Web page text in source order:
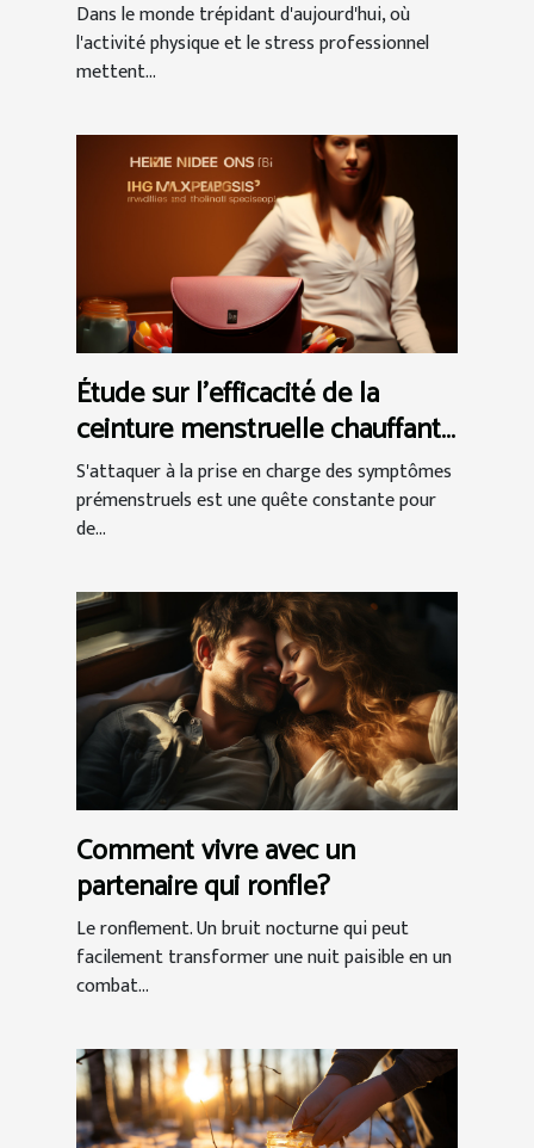
musculaires et articulaires
Dans le monde trépidant d'aujourd'hui, où
l'activité physique et le stress professionnel
mettent...
Étude sur l'efficacité de la
ceinture menstruelle chauffante
dans la gestion du syndrome
prémenstruel
S'attaquer à la prise en charge des symptômes
prémenstruels est une quête constante pour
de...
Comment vivre avec un
partenaire qui ronfle?
Le ronflement. Un bruit nocturne qui peut
facilement transformer une nuit paisible en un
combat...